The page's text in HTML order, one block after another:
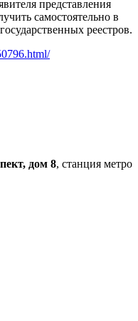
представления
самостоятельно в
реестров.
дом 8, станция метро